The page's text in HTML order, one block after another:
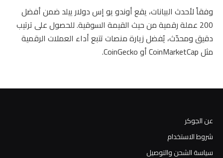
وفقاً لأحدث البيانات، يقع أوندو يو إس دولار ييلد ضمن أفضل
200 عملة رقمية من حيث القيمة السوقية. للحصول على ترتيب
دقيق ومحدّث، يُفضل زيارة منصات تتبع أداء العملات الرقمية
مثل CoinMarketCap أو CoinGecko.
عن الجوكر
شروط الاستخدام
سياسة الشحن والتوصيل